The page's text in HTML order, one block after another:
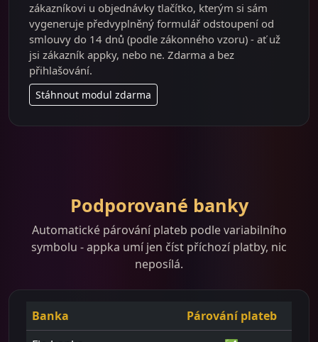
zákazníkovi u objednávky tlačítko, kterým si sám
vygeneruje předvyplněný formulář odstoupení od
smlouvy do 14 dnů (podle zákonného vzoru) - ať už
jsi zákazník appky, nebo ne. Zdarma a bez
přihlašování.
Stáhnout modul zdarma
Podporované banky
Automatické párování plateb podle variabilního
symbolu - appka umí jen číst příchozí platby, nic
neposílá.
Banka
Párování plateb